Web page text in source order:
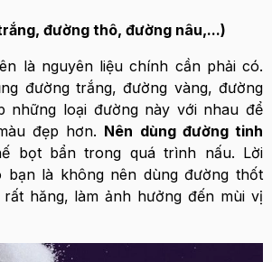
đường thô, đường nâu,...)
là nguyên liệu chính cần phải có.
đường trắng, đường vàng, đường
những loại đường này với nhau để
đẹp hơn. Nên dùng đường tinh
bọt bẩn trong quá trình nấu. Lời
bạn là không nên dùng đường thốt
hăng, làm ảnh hưởng đến mùi vị